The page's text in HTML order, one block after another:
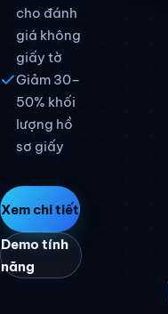
cho đánh
giá không
giấy tờ
Giảm 30–
50% khối
lượng hồ
sơ giấy
Xem chi tiết
Demo tính
năng